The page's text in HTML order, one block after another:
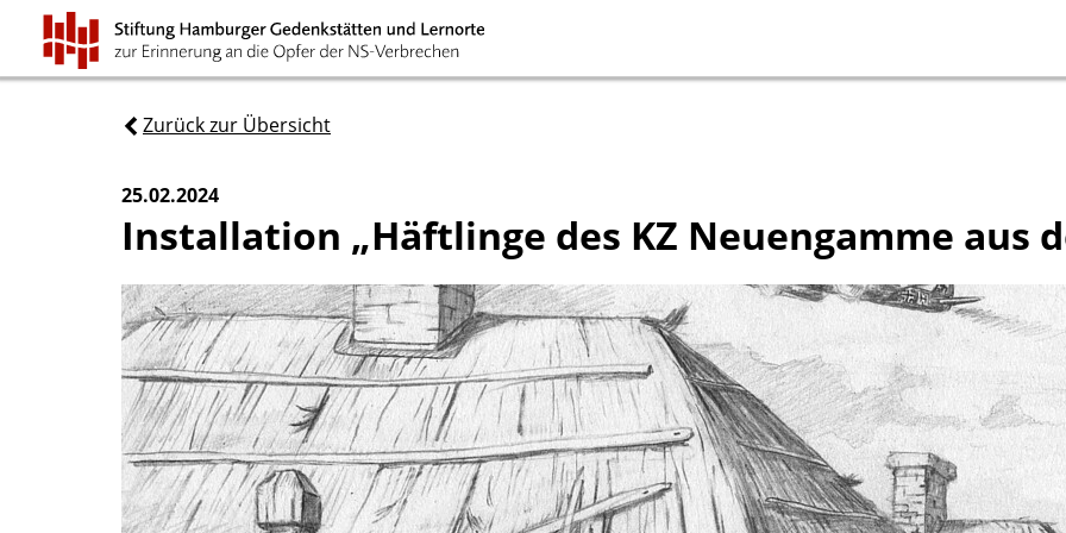
Zurück zur Übersicht
25.02.2024
Installation „Häftlinge des KZ Neuengamme aus